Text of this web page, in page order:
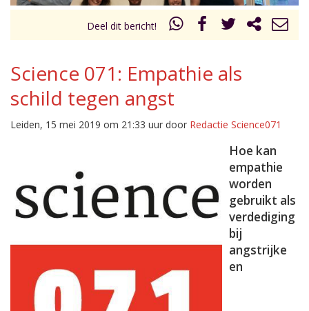
Deel dit bericht!
Science 071: Empathie als
schild tegen angst
Leiden, 15 mei 2019 om 21:33 uur door Redactie Science071
Hoe kan
empathie
worden
gebruikt als
verdediging
bij
angstrijke
en